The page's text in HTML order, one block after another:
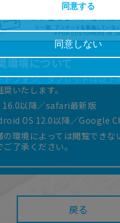
環境について
トフォン、タブレットは以下
いたします。
16.0以降／safari最新版
OS 12.0以降／Google
の環境によっては閲覧できな
了承ください。
戻る
（本サービス内の意見投稿の
利用を含みます。）を超えて
、改変、掲示、頒布、配信、
むがこれに限りません。）す
ている取扱説明書は、お客
品に同梱されたものと異な
品仕様の変更などにより、
は予告なく変更される場合が
は、取扱説明書の正確性確保
が、取扱説明書の完全性を
りません。
用いただけない場合がありま
、本サイトを利用したことに
同意しない
同意する